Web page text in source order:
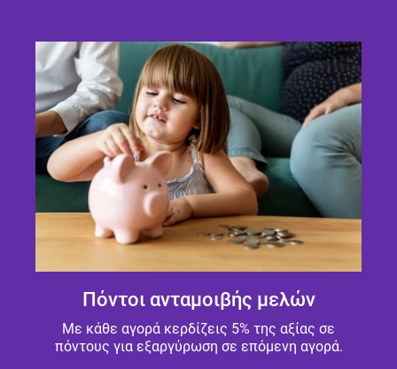
Πόντοι ανταμοιβής μελών
Με κάθε αγορά κερδίζεις 5% της αξίας σε
πόντους για εξαργύρωση σε επόμενη αγορά.